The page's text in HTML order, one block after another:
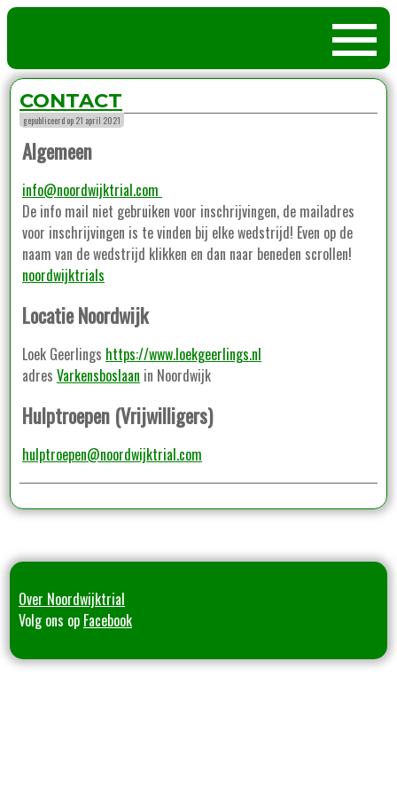
CONTACT
gepubliceerd op 21 april 2021
Algemeen
info@noordwijktrial.com
De info mail niet gebruiken voor inschrijvingen, de mailadres
voor inschrijvingen is te vinden bij elke wedstrijd! Even op de
naam van de wedstrijd klikken en dan naar beneden scrollen!
noordwijktrials
Locatie Noordwijk
Loek Geerlings https://www.loekgeerlings.nl
adres Varkensboslaan in Noordwijk
Hulptroepen (Vrijwilligers)
hulptroepen@noordwijktrial.com
Over Noordwijktrial
Volg ons op Facebook